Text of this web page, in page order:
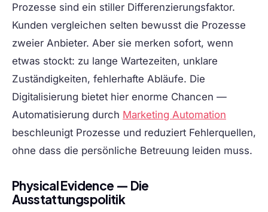
Prozesse sind ein stiller Differenzierungsfaktor.
Kunden vergleichen selten bewusst die Prozesse
zweier Anbieter. Aber sie merken sofort, wenn
etwas stockt: zu lange Wartezeiten, unklare
Zuständigkeiten, fehlerhafte Abläufe. Die
Digitalisierung bietet hier enorme Chancen —
Automatisierung durch Marketing Automation
beschleunigt Prozesse und reduziert Fehlerquellen,
ohne dass die persönliche Betreuung leiden muss.
Physical Evidence — Die
Ausstattungspolitik